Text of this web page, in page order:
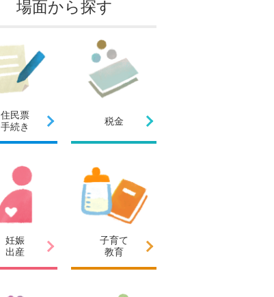
場面から探す
住民票
手続き
税金
妊娠
出産
子育て
教育